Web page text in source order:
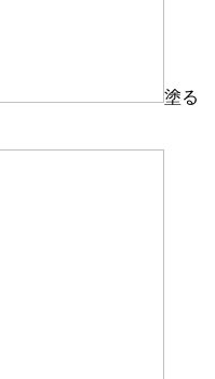
塗る